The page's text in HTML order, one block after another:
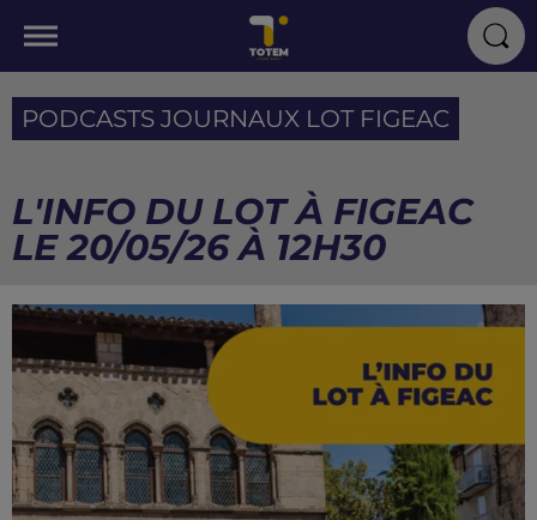
PODCASTS JOURNAUX LOT FIGEAC
L'INFO DU LOT À FIGEAC
LE 20/05/26 À 12H30